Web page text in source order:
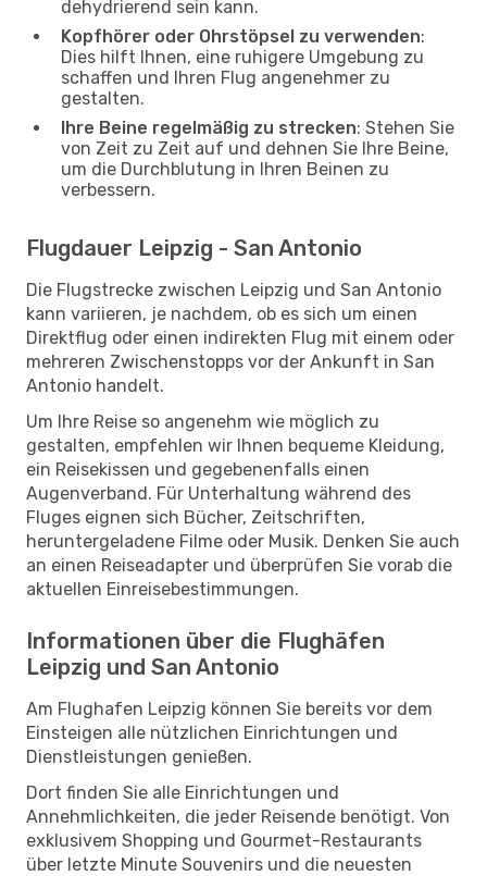
dehydrierend sein kann.
Kopfhörer oder Ohrstöpsel zu verwenden:
Dies hilft Ihnen, eine ruhigere Umgebung zu
schaffen und Ihren Flug angenehmer zu
gestalten.
Ihre Beine regelmäßig zu strecken: Stehen Sie
von Zeit zu Zeit auf und dehnen Sie Ihre Beine,
um die Durchblutung in Ihren Beinen zu
verbessern.
Flugdauer Leipzig - San Antonio
Die Flugstrecke zwischen Leipzig und San Antonio
kann variieren, je nachdem, ob es sich um einen
Direktflug oder einen indirekten Flug mit einem oder
mehreren Zwischenstopps vor der Ankunft in San
Antonio handelt.
Um Ihre Reise so angenehm wie möglich zu
gestalten, empfehlen wir Ihnen bequeme Kleidung,
ein Reisekissen und gegebenenfalls einen
Augenverband. Für Unterhaltung während des
Fluges eignen sich Bücher, Zeitschriften,
heruntergeladene Filme oder Musik. Denken Sie auch
an einen Reiseadapter und überprüfen Sie vorab die
aktuellen Einreisebestimmungen.
Informationen über die Flughäfen
Leipzig und San Antonio
Am Flughafen Leipzig können Sie bereits vor dem
Einsteigen alle nützlichen Einrichtungen und
Dienstleistungen genießen.
Dort finden Sie alle Einrichtungen und
Annehmlichkeiten, die jeder Reisende benötigt. Von
exklusivem Shopping und Gourmet-Restaurants
über letzte Minute Souvenirs und die neuesten